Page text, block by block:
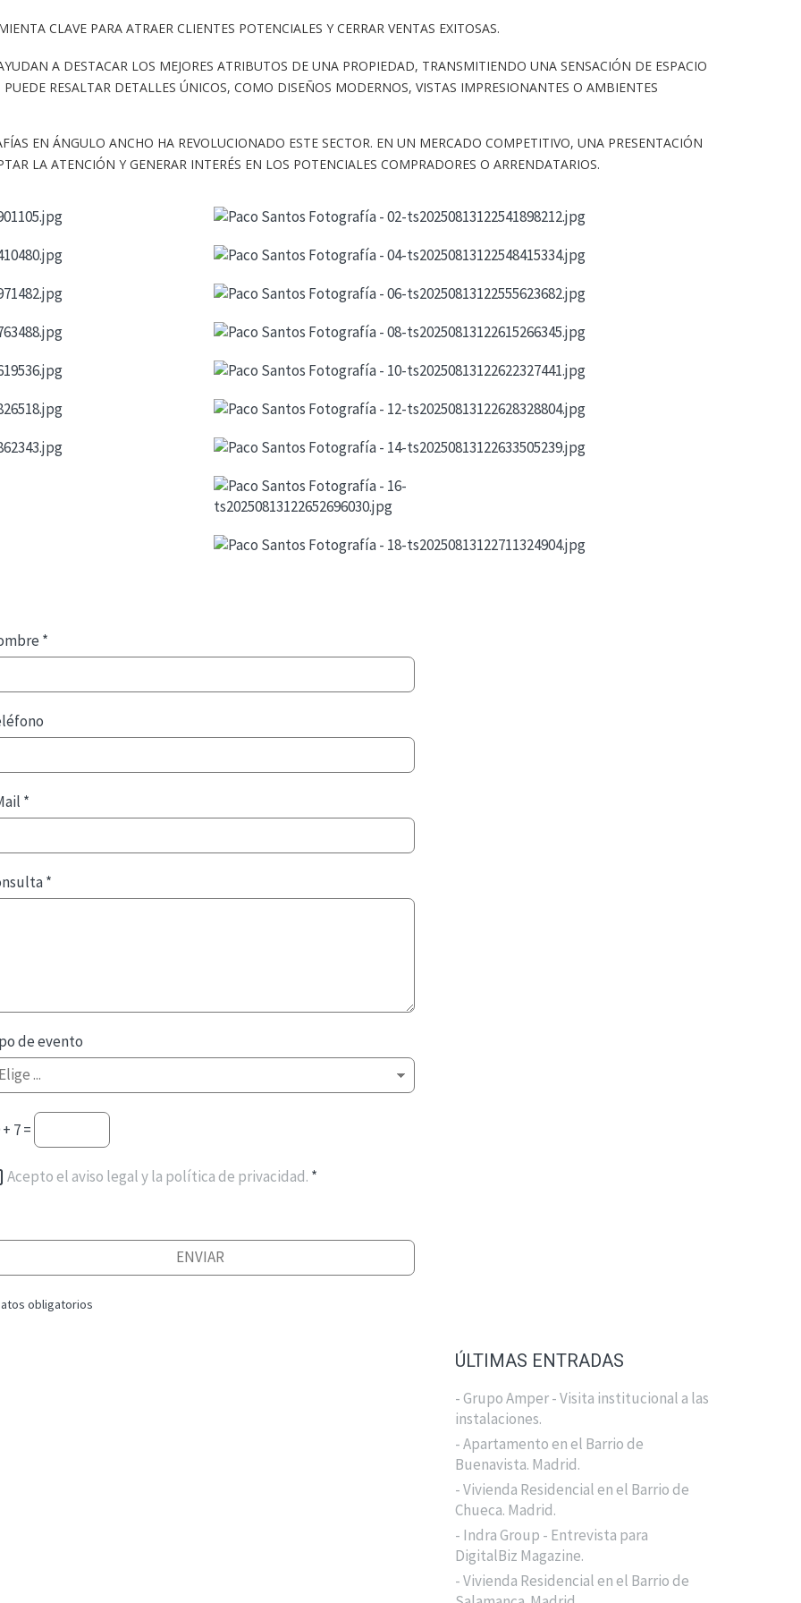
CLAVE PARA ATRAER CLIENTES POTENCIALES Y CERRAR VENTAS EXITOSAS.
A DESTACAR LOS MEJORES ATRIBUTOS DE UNA PROPIEDAD, TRANSMITIENDO UNA SENSACIÓN DE ESPACIO
RESALTAR DETALLES ÚNICOS, COMO DISEÑOS MODERNOS, VISTAS IMPRESIONANTES O AMBIENTES
EN ÁNGULO ANCHO HA REVOLUCIONADO ESTE SECTOR. EN UN MERCADO COMPETITIVO, UNA PRESENTACIÓN
LA ATENCIÓN Y GENERAR INTERÉS EN LOS POTENCIALES COMPRADORES O ARRENDATARIOS.
*
*
*
de evento
7 =
Acepto el aviso legal y la política de privacidad. *
ENVIAR
obligatorios
ÚLTIMAS ENTRADAS
- Grupo Amper - Visita institucional a las
instalaciones.
- Apartamento en el Barrio de
Buenavista. Madrid.
- Vivienda Residencial en el Barrio de
Chueca. Madrid.
- Indra Group - Entrevista para
DigitalBiz Magazine.
- Vivienda Residencial en el Barrio de